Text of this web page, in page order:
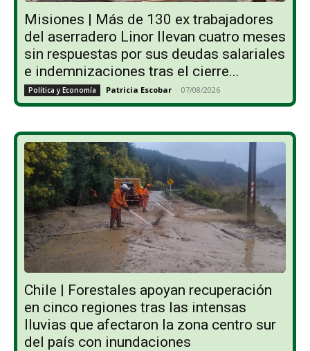
Misiones | Más de 130 ex trabajadores
del aserradero Linor llevan cuatro meses
sin respuestas por sus deudas salariales
e indemnizaciones tras el cierre...
Política y Economía Patricia Escobar - 07/08/2026
Chile | Forestales apoyan recuperación
en cinco regiones tras las intensas
lluvias que afectaron la zona centro sur
del país con inundaciones